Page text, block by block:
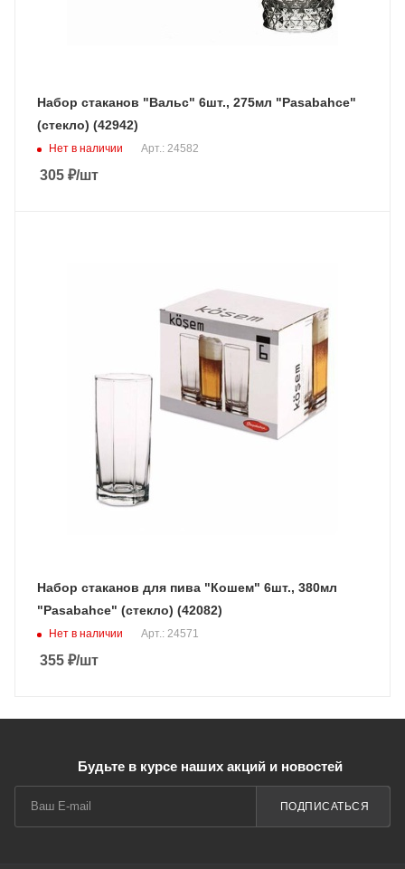
Набор стаканов "Вальс" 6шт., 275мл "Pasabahce"
(стекло) (42942)
Нет в наличии Арт.: 24582
305 ₽/шт
Набор стаканов для пива "Кошем" 6шт., 380мл
"Pasabahce" (стекло) (42082)
Нет в наличии Арт.: 24571
355 ₽/шт
Будьте в курсе наших акций и новостей
ПОДПИСАТЬСЯ